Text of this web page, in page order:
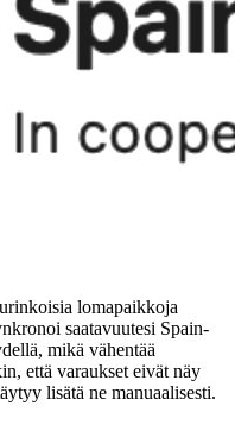
lomapaikkoja
saatavuutesi Spain-
mikä vähentää
että varaukset eivät näy
lisätä ne manuaalisesti.